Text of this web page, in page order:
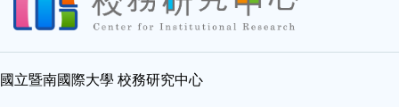
國立暨南國際大學 校務研究中心